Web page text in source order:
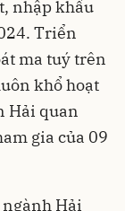
nhập khẩu
Triển
ma tuý trên
khổ hoạt
Hải quan
gia của 09
Hải